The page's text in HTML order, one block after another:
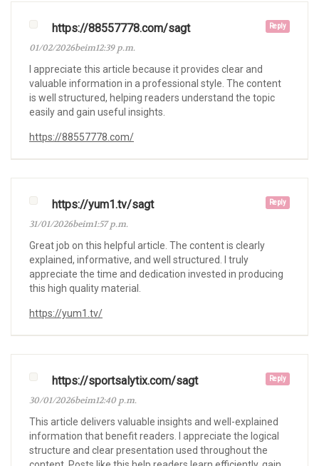
Reply
https://88557778.com/sagt
01/02/2026beim12:39 p.m.
I appreciate this article because it provides clear and
valuable information in a professional style. The content
is well structured, helping readers understand the topic
easily and gain useful insights.
https://88557778.com/
Reply
https://yum1.tv/sagt
31/01/2026beim1:57 p.m.
Great job on this helpful article. The content is clearly
explained, informative, and well structured. I truly
appreciate the time and dedication invested in producing
this high quality material.
https://yum1.tv/
Reply
https://sportsalytix.com/sagt
30/01/2026beim12:40 p.m.
This article delivers valuable insights and well-explained
information that benefit readers. I appreciate the logical
structure and clear presentation used throughout the